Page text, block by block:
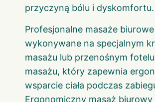
przyczyną bólu i dyskomfortu.
Profesjonalne masaże biurowe
wykonywane na specjalnym
masażu lub przenośnym
masażu, który zapewnia
wsparcie ciała podczas
Ergonomiczny masaż biurowy